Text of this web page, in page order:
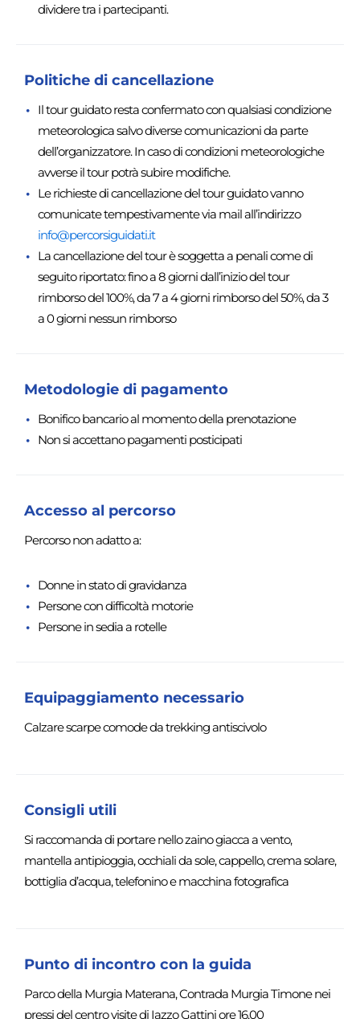
dividere tra i partecipanti.
Politiche di cancellazione
Il tour guidato resta confermato con qualsiasi condizione
meteorologica salvo diverse comunicazioni da parte
dell’organizzatore. In caso di condizioni meteorologiche
avverse il tour potrà subire modifiche.
Le richieste di cancellazione del tour guidato vanno
comunicate tempestivamente via mail all’indirizzo
info@percorsiguidati.it
La cancellazione del tour è soggetta a penali come di
seguito riportato: fino a 8 giorni dall’inizio del tour
rimborso del 100%, da 7 a 4 giorni rimborso del 50%, da 3
a 0 giorni nessun rimborso
Metodologie di pagamento
Bonifico bancario al momento della prenotazione
Non si accettano pagamenti posticipati
Accesso al percorso
Percorso non adatto a:
Donne in stato di gravidanza
Persone con difficoltà motorie
Persone in sedia a rotelle
Equipaggiamento necessario
Calzare scarpe comode da trekking antiscivolo
Consigli utili
Si raccomanda di portare nello zaino giacca a vento,
mantella antipioggia, occhiali da sole, cappello, crema solare,
bottiglia d’acqua, telefonino e macchina fotografica
Punto di incontro con la guida
Parco della Murgia Materana, Contrada Murgia Timone nei
pressi del centro visite di Iazzo Gattini ore 16,00